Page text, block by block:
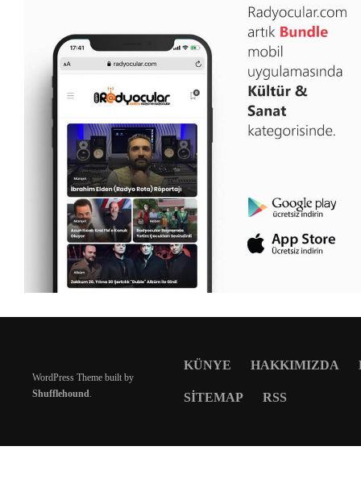
WordPress Theme built by
Shufflehound
KÜNYE HAKKIMIZDA
SITEMAP RSS